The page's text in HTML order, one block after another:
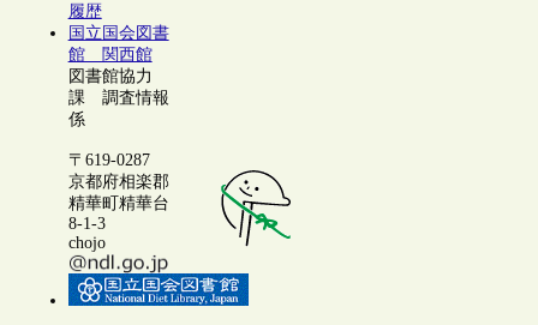
履歴
国立国会図書
館 関西館
図書館協力
課 調査情報
係
〒619-0287
京都府相楽郡
精華町精華台
8-1-3
chojo